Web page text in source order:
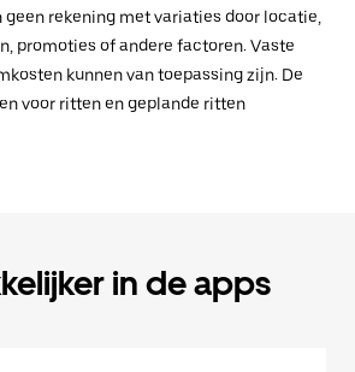
geen rekening met variaties door locatie,
promoties of andere factoren. Vaste
kunnen van toepassing zijn. De
voor ritten en geplande ritten
in de apps